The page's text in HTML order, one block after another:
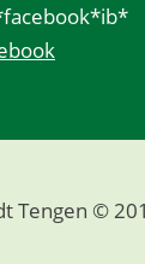
Tengen ©